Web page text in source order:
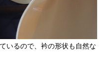
いるので、衿の形状も自然な